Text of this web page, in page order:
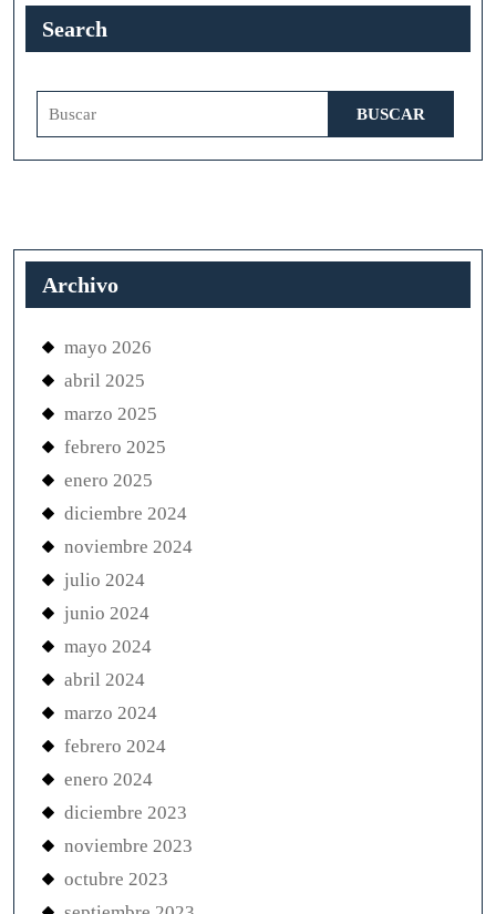
Search
Archivo
mayo 2026
abril 2025
marzo 2025
febrero 2025
enero 2025
diciembre 2024
noviembre 2024
julio 2024
junio 2024
mayo 2024
abril 2024
marzo 2024
febrero 2024
enero 2024
diciembre 2023
noviembre 2023
octubre 2023